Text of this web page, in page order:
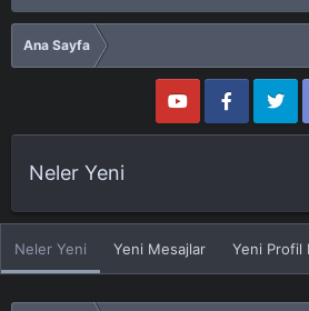
Ana Sayfa
Neler Yeni
Neler Yeni Yeni Mesajlar Yeni Profil